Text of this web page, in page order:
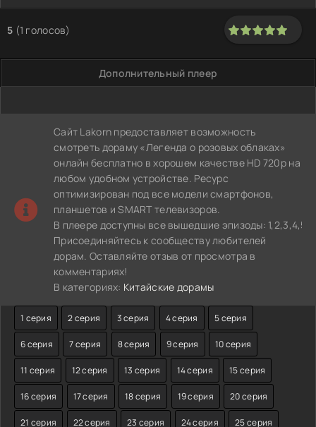
5 (1 голосов)
Дополнительный плеер
Сайт Lakorn предоставляет возможность
смотреть дораму «Легенда о розовых облаках»
онлайн бесплатно в хорошем качестве HD 720p на
любом удобном устройстве. Ресурс
оптимизирован под все модели смартфонов,
планшетов и SMART телевизоров.
В плеере доступны все вышедшие эпизоды:
Присоединяйтесь к сообществу любителей
дорам. Оставляйте отзыв от просмотра в
комментариях!
В категориях: Китайские дорамы
1 серия 2 серия 3 серия 4 серия 5 серия
6 серия 7 серия 8 серия 9 серия 10 серия
11 серия 12 серия 13 серия 14 серия 15 серия
16 серия 17 серия 18 серия 19 серия 20 серия
21 серия 22 серия 23 серия 24 серия 25 серия